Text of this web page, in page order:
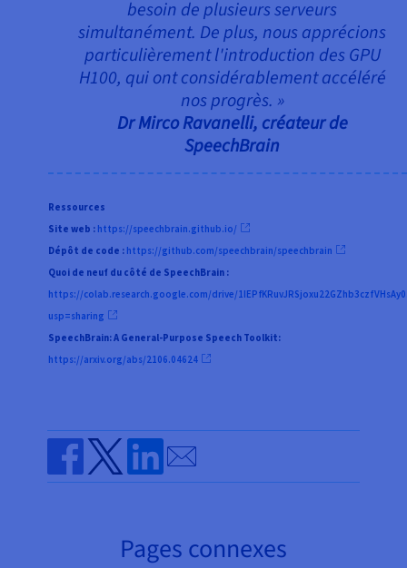
besoin de plusieurs serveurs
simultanément. De plus, nous apprécions
particulièrement l'introduction des GPU
H100, qui ont considérablement accéléré
nos progrès. »
Dr Mirco Ravanelli, créateur de
SpeechBrain
Ressources
Site web : https://speechbrain.github.io/
Dépôt de code : https://github.com/speechbrain/speechbrain
Quoi de neuf du côté de SpeechBrain :
https://colab.research.google.com/drive/
usp=sharing
SpeechBrain: A General-Purpose Speech Toolkit:
https://arxiv.org/abs/2106.04624
Share on Facebook
Share on Twitter
Share on Linkedin
Send by email
Pages connexes